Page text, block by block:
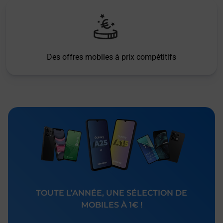
Des offres mobiles à prix compétitifs
TOUTE L’ANNÉE, UNE SÉLECTION DE
MOBILES À 1€ !